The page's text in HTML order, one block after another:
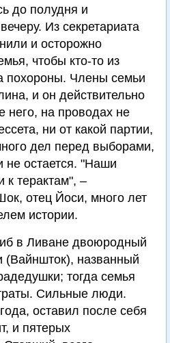
до полудня и
Из секретариата
и осторожно
чтобы кто-то из
похороны. Члены семьи
и он действительно
него, на проводах не
ни от какой партии,
дел перед выборами,
не остается. "Наши
к терактам", –
отец Йоси, много лет
истории.
в Ливане двоюродный
(Вайншток), названный
тогда семья
Сильные люди.
оставил после себя
и пятерых